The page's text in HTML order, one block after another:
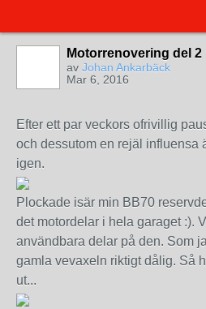
Motorrenovering del 2
av Johan Ankarbäck
Mar 6, 2016
Efter ett par veckors ofrivillig
och dessutom en rejäl influensa
igen.
Plockade isär min BB70
det motordelar i hela garaget :).
användbara delar på den. Som
gamla vevaxeln riktigt dålig. Så
ut...